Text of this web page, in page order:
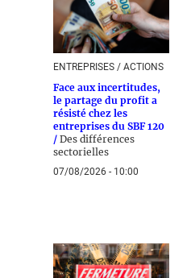
ENTREPRISES / ACTIONS
Face aux incertitudes,
le partage du profit a
résisté chez les
entreprises du SBF 120
/ Des différences
sectorielles
07/08/2026 - 10:00